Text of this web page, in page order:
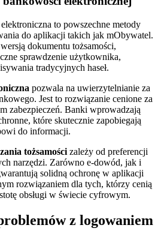
to powszechne metody
do aplikacji takich jak mObywatel.
dokumentu tożsamości,
sprawdzenie użytkownika,
tradycyjnych haseł.
pozwala na uwierzytelnianie za
Jest to rozwiązanie cenione za
zabezpieczeń. Banki wprowadzają
które skutecznie zapobiegają
do informacji.
tożsamości zależy od preferencji
narzędzi. Zarówno e-dowód, jak i
solidną ochronę w aplikacji
rozwiązaniem dla tych, którzy cenią
obsługi w świecie cyfrowym.
z logowaniem